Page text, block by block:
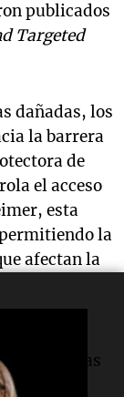
publicados
Targeted
dañadas, los
la barrera
de
el acceso
esta
la
afectan la
diseñadas
la